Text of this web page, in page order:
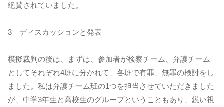
絶賛されていました。
3 ディスカッションと発表
模擬裁判の後は、まずは、参加者が検察チーム、弁護チーム
としてそれぞれ4班に分かれて、各班で有罪、無罪の検討をし
ました。私は弁護チーム班の1つを担当させていただきました
が、中学3年生と高校生のグループということもあり、鋭い視